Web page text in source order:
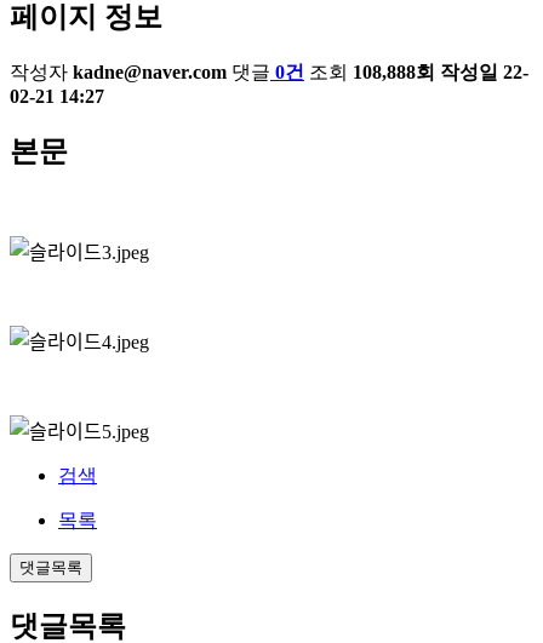
페이지 정보
작성자 kadne@naver.com 댓글 0건 조회 108,888회 작성일 22-
02-21 14:27
본문
검색
목록
댓글목록
댓글목록